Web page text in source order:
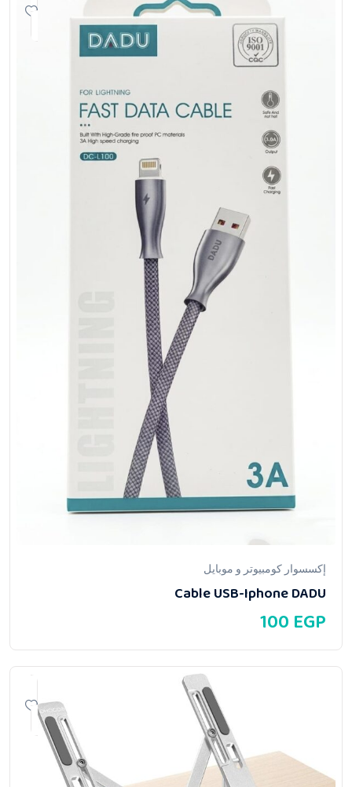
إكسسوار كومبيوتر و موبايل
Cable USB-Iphone DADU
100EGP